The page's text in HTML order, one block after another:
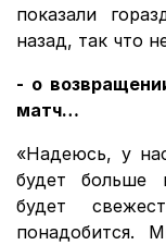
показали
назад, так что
- о
матч…
«Надеюсь, у
будет больше
будет
понадобится.